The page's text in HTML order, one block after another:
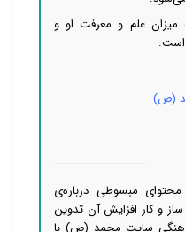
میزان علم و معرفت او و
است.
(ص)
محتوای مبسوطی درباره‌ی
و کار افزایش آن تدوین
سایت محمد (ص) با